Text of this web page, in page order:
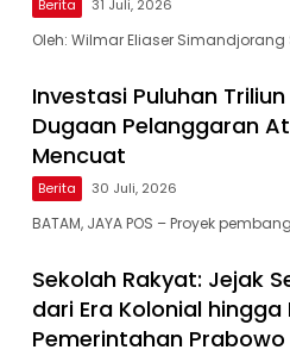
Berita 31 Juli, 2026
Oleh: Wilmar Eliaser Simandjorang
Investasi Puluhan
Dugaan Pelanggaran
Mencuat
Berita 30 Juli, 2026
BATAM, JAYA POS – Proyek
Sekolah Rakyat: Jejak
dari Era Kolonial
Pemerintahan Prabowo